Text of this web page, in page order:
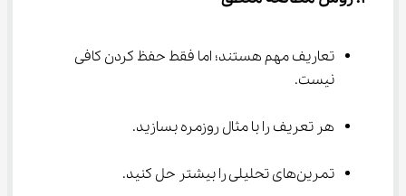
تعاریف مهم هستند؛ اما فقط حفظ کردن کافی
نیست.
هر تعریف را با مثال روزمره بسازید.
تمرین‌های تحلیلی را بیشتر حل کنید.